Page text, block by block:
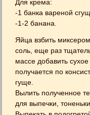
Для крема:
-1 банка вареной
-1-2 банана.
Яйца взбить
соль, еще раз
массе добавить
получается по
гуще.
Вылить полученное
для выпечки,